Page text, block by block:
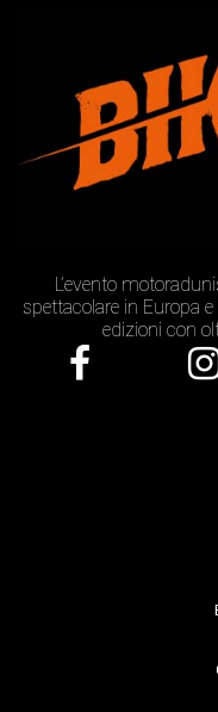
L’evento
spettacolare in Europa
edizioni con